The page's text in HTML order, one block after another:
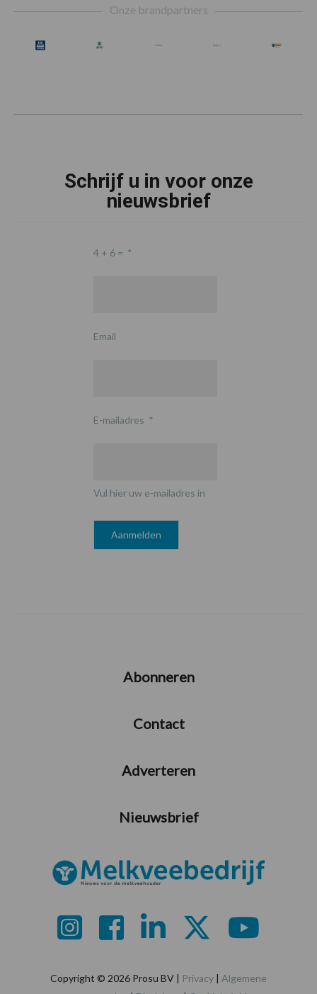
Onze brandpartners
Schrijf u in voor onze
nieuwsbrief
4 + 6 = *
Email
E-mailadres *
Vul hier uw e-mailadres in
Abonneren
Contact
Adverteren
Nieuwsbrief
Copyright © 2026 Prosu BV | Privacy | Algemene